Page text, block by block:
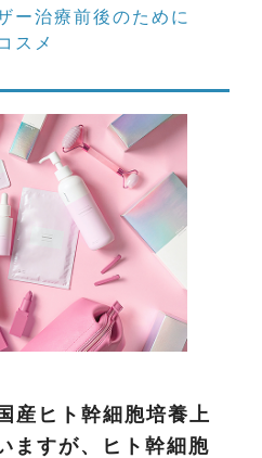
ー治療前後のために
スメ
産ヒト幹細胞培養上
ますが、ヒト幹細胞